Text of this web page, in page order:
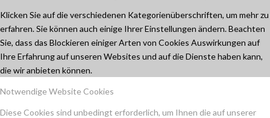
Klicken Sie auf die verschiedenen Kategorienüberschriften, um mehr zu
erfahren. Sie können auch einige Ihrer Einstellungen ändern. Beachten
Sie, dass das Blockieren einiger Arten von Cookies Auswirkungen auf
Ihre Erfahrung auf unseren Websites und auf die Dienste haben kann,
die wir anbieten können.
Notwendige Website Cookies
Diese Cookies sind unbedingt erforderlich, um Ihnen die auf unserer